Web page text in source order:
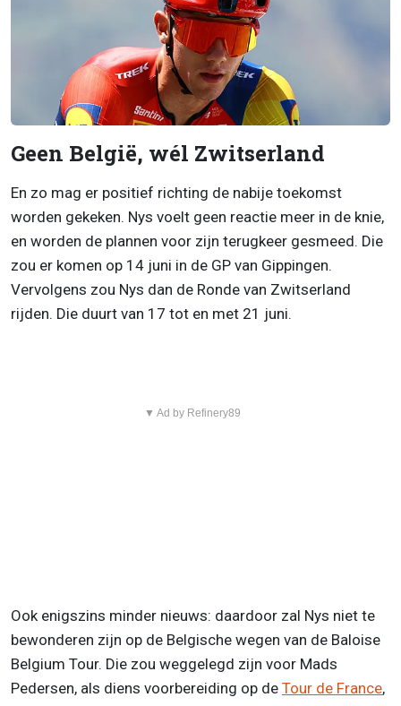
Geen België, wél Zwitserland
En zo mag er positief richting de nabije toekomst
worden gekeken. Nys voelt geen reactie meer in de knie,
en worden de plannen voor zijn terugkeer gesmeed. Die
zou er komen op 14 juni in de GP van Gippingen.
Vervolgens zou Nys dan de Ronde van Zwitserland
rijden. Die duurt van 17 tot en met 21 juni.
▼ Ad by Refinery89
Ook enigszins minder nieuws: daardoor zal Nys niet te
bewonderen zijn op de Belgische wegen van de Baloise
Belgium Tour. Die zou weggelegd zijn voor Mads
Pedersen, als diens voorbereiding op de Tour de France,